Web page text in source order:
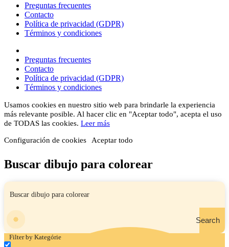
Preguntas frecuentes
Contacto
Política de privacidad (GDPR)
Términos y condiciones
Preguntas frecuentes
Contacto
Política de privacidad (GDPR)
Términos y condiciones
Usamos cookies en nuestro sitio web para brindarle la experiencia
más relevante posible. Al hacer clic en "Aceptar todo", acepta el uso
de TODAS las cookies. Leer más
Configuración de cookies Aceptar todo
Buscar dibujo para colorear
Search
Filter by Kategórie